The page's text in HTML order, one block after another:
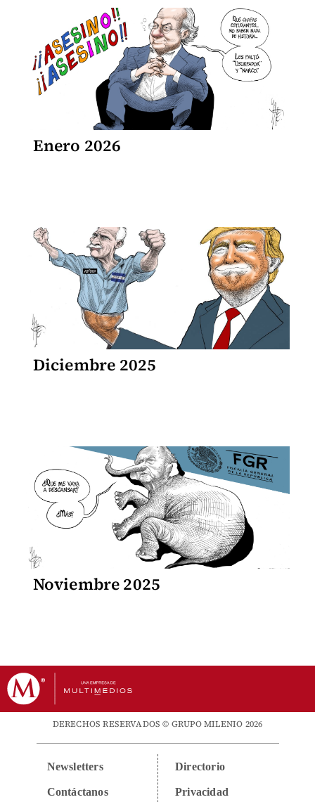
Enero 2026
Diciembre 2025
Noviembre 2025
DERECHOS RESERVADOS © GRUPO MILENIO 2026
Newsletters
Contáctanos
Directorio
Privacidad